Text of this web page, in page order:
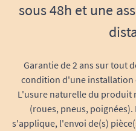
sous 48h et une
Garantie de 2 ans sur tout
condition d'une
L'usure naturelle du produit
(roues, pneus, poignées).
s'applique, l'envoi de(s)